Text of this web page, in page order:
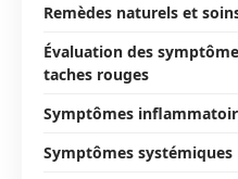
Remèdes naturels et
Évaluation des
taches rouges
Symptômes
Symptômes systémiques